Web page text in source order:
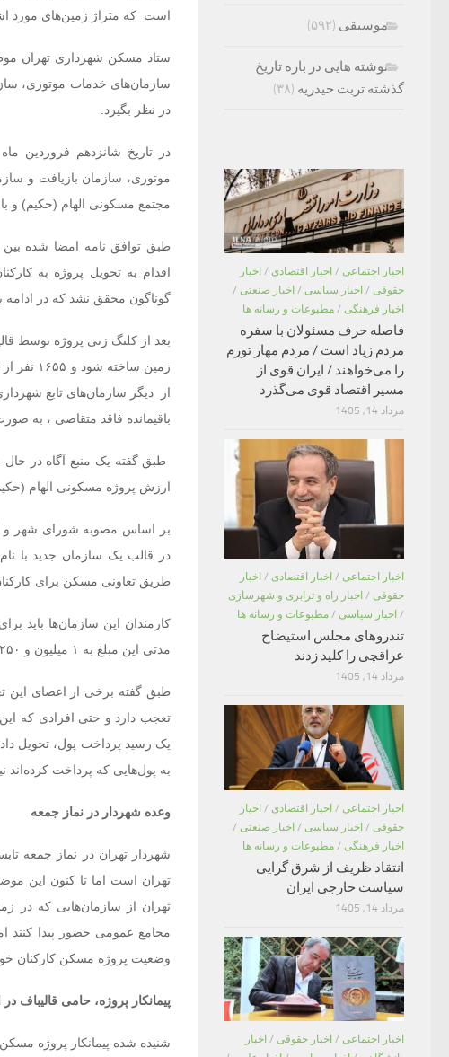
است که متراژ زمین‌های مورد اشاره در
سازمان‌های خدمات موتوری،
در نظر بگیرد.
مجتمع مسکونی الهام (حکیم) و
اقدام به تحویل پروژه به
گوناگون محقق نشد که در ادامه
زمین
باقیمانده فاقد متقاضی ، به
ارزش پروژه مسکونی الهام (حکیم) در مجموع بیش
در قالب یک سازمان جدید با
طریق تعاونی مسکن برای
مدتی این مبلغ به ۱ میلیون و ۲۵۰ و ۱ میلیون و ۶۰۰ هزار تومان بسته به موقعیت انتخابی و … افزایش پیدا کرد.
تعجب دارد و حتی افرادی که این
یک رسید پرداخت پول، تحویل
به پول‌‌هایی که پرداخت کرده‌اند
وعده شهردار در نماز جمعه
تهران از سازمان‌هایی که در
مجامع عمومی حضور پیدا کنند
وضعیت پروژه مسکن کارکنان
پیمانکار پروژه، حامی قالیباف در
موسیقی (۵۹۲)
نوشته هایی در باره تاریخ
گذشته تربت حیدریه (۳۸)
اخبار اجتماعی / اخبار اقتصادی / اخبار
حقوقی / اخبار سیاسی / اخبار صنعتی /
اخبار فرهنگی / مطبوعات و رسانه ها
فاصله حرف مسئولان با سفره
مردم زیاد است / مردم مهار تورم
را می‌خواهند / ایران قوی از
مسیر اقتصاد قوی می‌گذرد
مرداد 14, 1405
اخبار اجتماعی / اخبار اقتصادی / اخبار
حقوقی / اخبار راه و ترابری و شهرسازی
/ اخبار سیاسی / مطبوعات و رسانه ها
تندروهای مجلس استیضاح
عراقچی را کلید زدند
مرداد 14, 1405
اخبار اجتماعی / اخبار اقتصادی / اخبار
حقوقی / اخبار سیاسی / اخبار صنعتی /
اخبار فرهنگی / مطبوعات و رسانه ها
انتقاد ظریف از شرق گرایی
سیاست خارجی ایران
مرداد 14, 1405
اخبار اجتماعی / اخبار حقوقی / اخبار